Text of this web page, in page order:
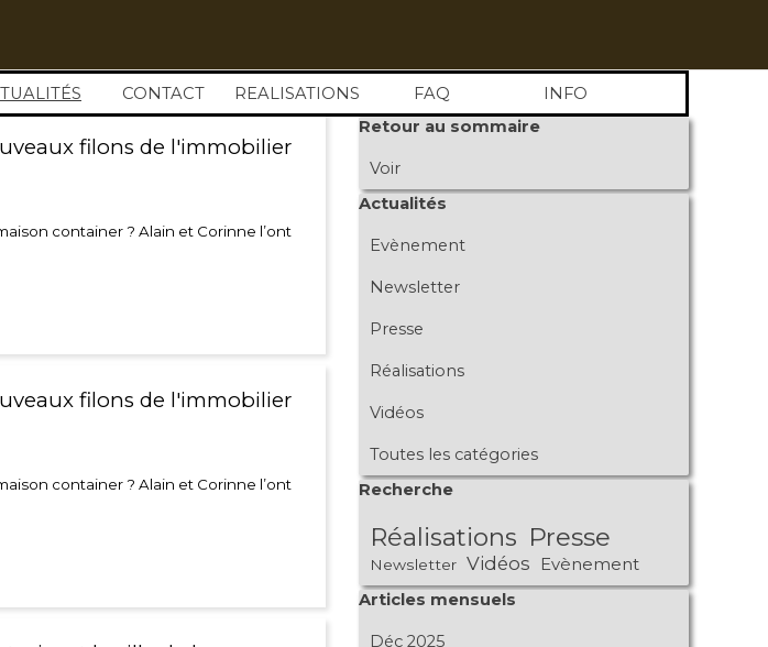
Sauter le menu
▼ CONTACT REALISATIONS FAQ INFO
filons de l'immobilier
container ? Alain et Corinne l’ont
filons de l'immobilier
container ? Alain et Corinne l’ont
Sauter le bloc Retour au sommaire
Retour au sommaire
Voir
Sauter le bloc Actualités
Actualités
Evènement
Newsletter
Presse
Réalisations
Vidéos
Toutes les catégories
Sauter le bloc Recherche
Recherche
Réalisations Presse
Newsletter Vidéos Evènement
Sauter le bloc Articles mensuels
Articles mensuels
Déc 2025